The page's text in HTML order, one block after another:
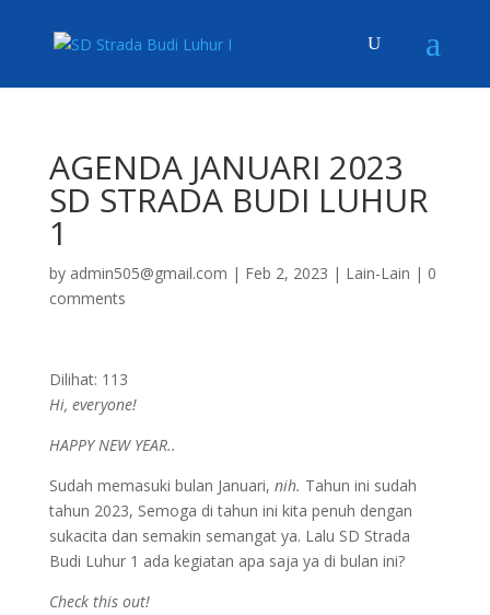
AGENDA JANUARI 2023
SD STRADA BUDI LUHUR
1
by admin505@gmail.com | Feb 2, 2023 | Lain-Lain | 0
comments
Dilihat: 113
Hi, everyone!
HAPPY NEW YEAR..
Sudah memasuki bulan Januari, nih. Tahun ini sudah
tahun 2023, Semoga di tahun ini kita penuh dengan
sukacita dan semakin semangat ya. Lalu SD Strada
Budi Luhur 1 ada kegiatan apa saja ya di bulan ini?
Check this out!